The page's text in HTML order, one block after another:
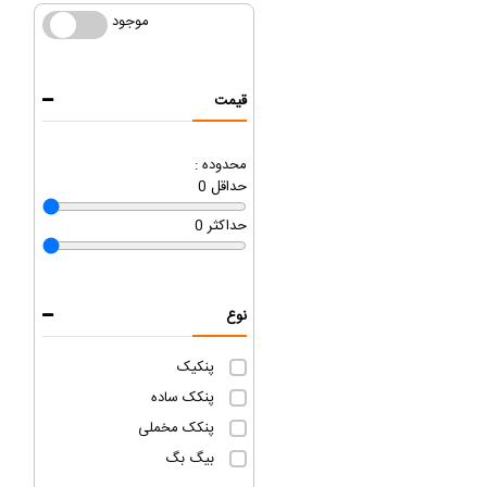
موجود موجود
قیمت
محدوده :
0 حداقل
0 حداکثر
نوع
پنکیک
پنکک ساده
پنکک مخملی
بیگ بگ